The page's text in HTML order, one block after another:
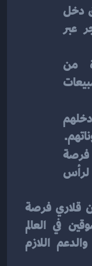
إضافي من خلال الترويج للمتاجر عبر
يحصلون على فرصة